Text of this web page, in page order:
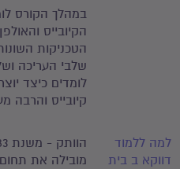
במהלך הקורס
הקיובייס
הטכניקות
שלבי העריכה
לומדים כיצד
קיובייס והרבה
למה ללמוד
דווקא ב בית
מובילה את